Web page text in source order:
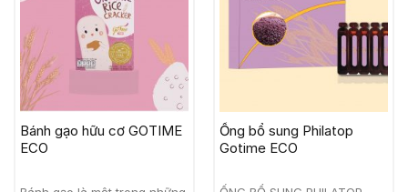
Bánh gạo hữu cơ GOTIME
ECO
Ống bổ sung Philatop
Gotime ECO